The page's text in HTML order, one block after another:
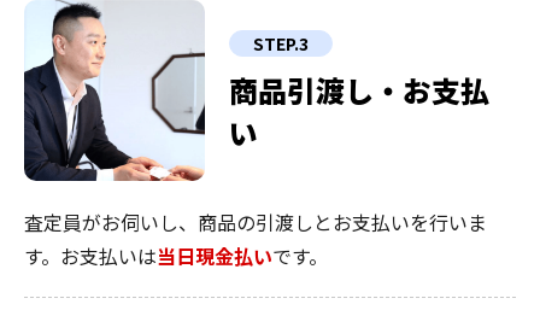
STEP.3
商品引渡し・お支払
い
査定員がお伺いし、商品の引渡しとお支払いを行いま
す。お支払いは当日現金払いです。